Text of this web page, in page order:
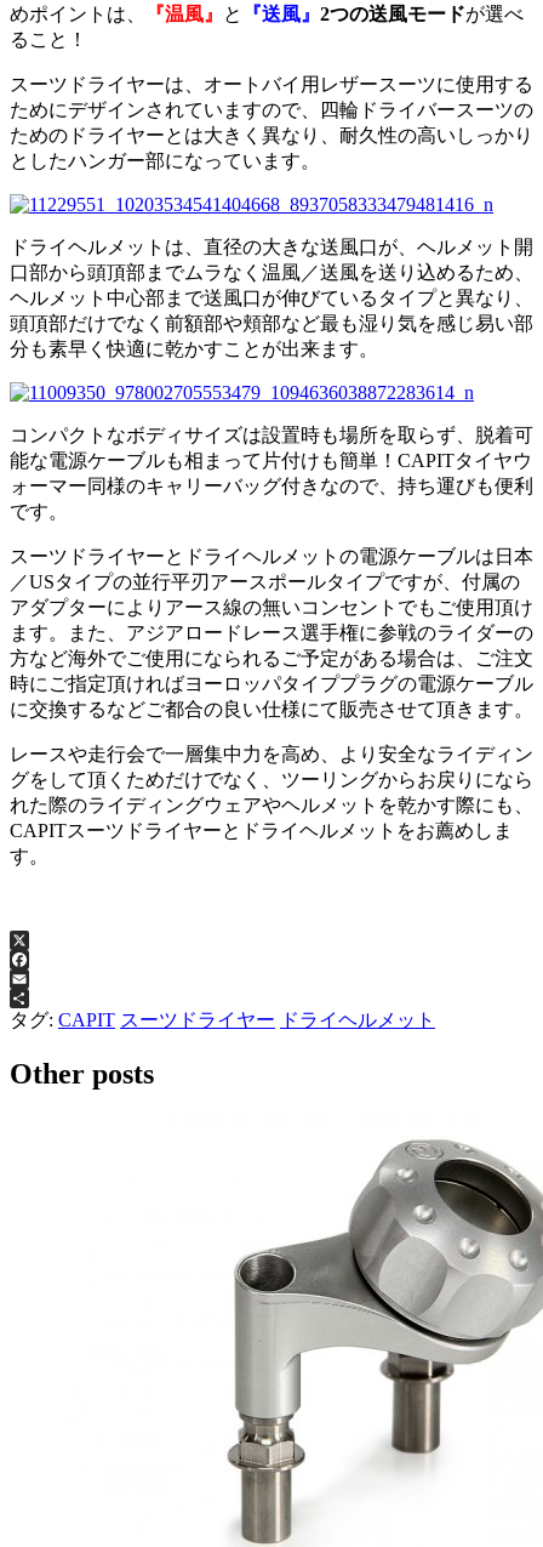
めポイントは、
『温風』 と 『送風』 2つの送風モードが選べ
ること！
スーツドライヤーは、オートバイ用レザースーツに使用する
ためにデザインされていますので、四輪ドライバースーツの
ためのドライヤーとは大きく異なり、耐久性の高いしっかり
としたハンガー部になっています。
ドライヘルメットは、直径の大きな送風口が、ヘルメット開
口部から頭頂部までムラなく温風／送風を送り込めるため、
ヘルメット中心部まで送風口が伸びているタイプと異なり、
頭頂部だけでなく前額部や頬部など最も湿り気を感じ易い部
分も素早く快適に乾かすことが出来ます。
コンパクトなボディサイズは設置時も場所を取らず、脱着可
能な電源ケーブルも相まって片付けも簡単！CAPITタイヤウ
ォーマー同様のキャリーバッグ付きなので、持ち運びも便利
です。
スーツドライヤーとドライヘルメットの電源ケーブルは日本
／USタイプの並行平刃アースポールタイプですが、付属の
アダプターによりアース線の無いコンセントでもご使用頂け
ます。また、アジアロードレース選手権に参戦のライダーの
方など海外でご使用になられるご予定がある場合は、ご注文
時にご指定頂ければヨーロッパタイププラグの電源ケーブル
に交換するなどご都合の良い仕様にて販売させて頂きます。
レースや走行会で一層集中力を高め、より安全なライディン
グをして頂くためだけでなく、ツーリングからお戻りになら
れた際のライディングウェアやヘルメットを乾かす際にも、
CAPITスーツドライヤーとドライヘルメットをお薦めしま
す。
X
Facebook
Email
共
有
タグ: CAPIT スーツドライヤー ドライヘルメット
Other posts